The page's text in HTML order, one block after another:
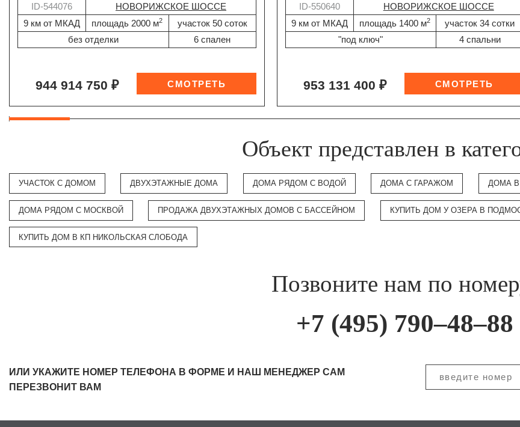
ID-544076
НОВОРИЖСКОЕ ШОССЕ
9 км от МКАД
площадь 2000 м2
участок 50 соток
без отделки
6 спален
944 914 750 ₽
ID-550640
НОВОРИЖСКОЕ ШОССЕ
9 км от МКАД
площадь 1400 м2
участок 34 сотки
"под ключ"
4 спальни
953 131 400 ₽
Объект представлен в
УЧАСТОК С ДОМОМ ДВУХЭТАЖНЫЕ ДОМА ДОМА РЯДОМ С ВОДОЙ ДОМА С ГАРАЖОМ ДОМА
ДОМА РЯДОМ С МОСКВОЙ ПРОДАЖА ДВУХЭТАЖНЫХ ДОМОВ С БАССЕЙНОМ КУПИТЬ ДОМ У ОЗЕРА В
КУПИТЬ ДОМ В КП НИКОЛЬСКАЯ СЛОБОДА
Позвоните нам по
+7 (495) 790–48–88
ИЛИ УКАЖИТЕ НОМЕР ТЕЛЕФОНА В ФОРМЕ И НАШ МЕНЕДЖЕР САМ
ПЕРЕЗВОНИТ ВАМ